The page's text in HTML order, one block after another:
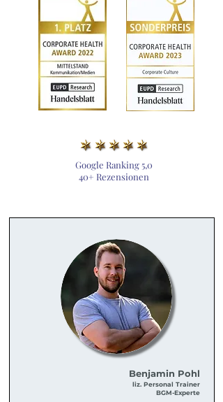
Google Ranking 5,0
40+ Rezensionen
Benjamin Pohl
liz. Personal Trainer
BGM-Experte